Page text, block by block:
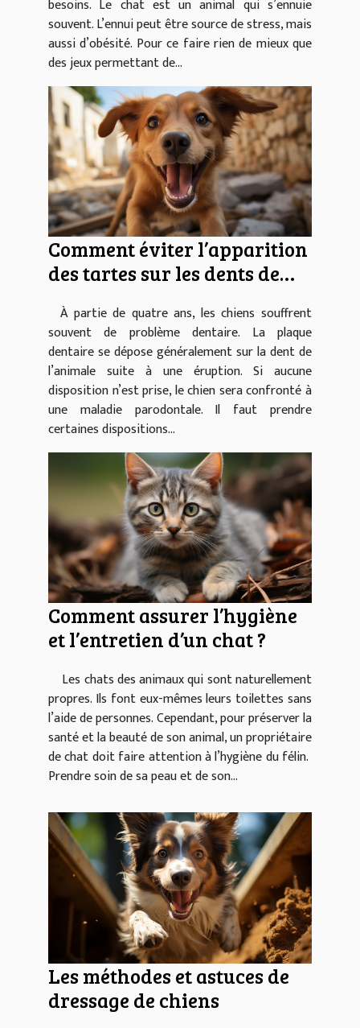
besoins. Le chat est un animal qui s’ennuie
souvent. L’ennui peut être source de stress, mais
aussi d’obésité. Pour ce faire rien de mieux que
des jeux permettant de...
Comment éviter l’apparition
des tartes sur les dents de
À partie de quatre ans, les chiens souffrent
souvent de problème dentaire. La plaque
dentaire se dépose généralement sur la dent de
l’animale suite à une éruption. Si aucune
disposition n’est prise, le chien sera confronté à
une maladie parodontale. Il faut prendre
certaines dispositions...
Comment assurer l’hygiène
et l’entretien d’un chat ?
Les chats des animaux qui sont naturellement
propres. Ils font eux-mêmes leurs toilettes sans
l’aide de personnes. Cependant, pour préserver la
santé et la beauté de son animal, un propriétaire
de chat doit faire attention à l’hygiène du félin.
Prendre soin de sa peau et de son...
Les méthodes et astuces de
dressage de chiens